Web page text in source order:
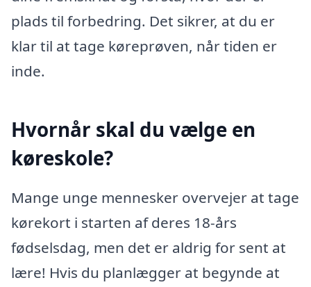
plads til forbedring. Det sikrer, at du er
klar til at tage køreprøven, når tiden er
inde.
Hvornår skal du vælge en
køreskole?
Mange unge mennesker overvejer at tage
kørekort i starten af deres 18-års
fødselsdag, men det er aldrig for sent at
lære! Hvis du planlægger at begynde at